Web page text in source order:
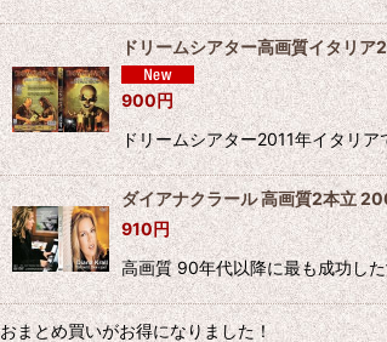
ドリームシアター高画質イタリ
900円
ドリームシアター2011年イタリ
ダイアナクラール 高画質2本立
910円
高画質 90年代以降に最も成功し
おまとめ買いがお得になりました！